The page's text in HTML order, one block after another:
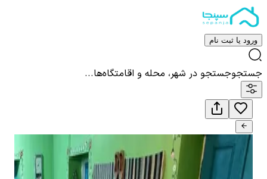
ورود یا ثبت نام
جستجوجستجو در شهر، محله و اقامتگاه‌ها...